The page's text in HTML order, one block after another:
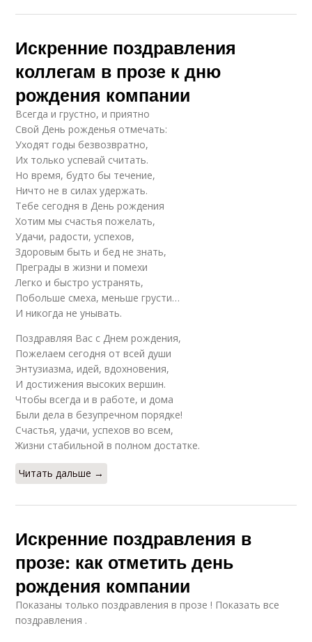
Искренние поздравления
коллегам в прозе к дню
рождения компании
Всегда и грустно, и приятно
Свой День рожденья отмечать:
Уходят годы безвозвратно,
Их только успевай считать.
Но время, будто бы течение,
Ничто не в силах удержать.
Тебе сегодня в День рождения
Хотим мы счастья пожелать,
Удачи, радости, успехов,
Здоровым быть и бед не знать,
Преграды в жизни и помехи
Легко и быстро устранять,
Побольше смеха, меньше грусти…
И никогда не унывать.
Поздравляя Вас с Днем рождения,
Пожелаем сегодня от всей души
Энтузиазма, идей, вдохновения,
И достижения высоких вершин.
Чтобы всегда и в работе, и дома
Были дела в безупречном порядке!
Счастья, удачи, успехов во всем,
Жизни стабильной в полном достатке.
Читать дальше →
Искренние поздравления в
прозе: как отметить день
рождения компании
Показаны только поздравления в прозе ! Показать все
поздравления .